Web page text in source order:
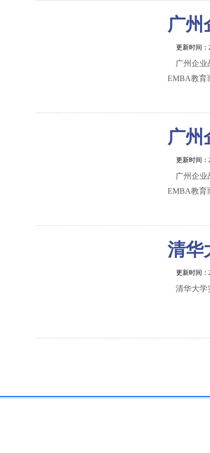
广州
更新时间
广州企
EMBA教育
广州
更新时间
广州企
EMBA教育
清华
更新时间
清华大学